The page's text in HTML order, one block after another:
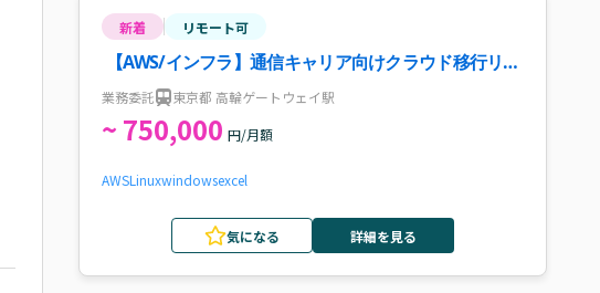
新着 リモート可
【AWS/インフラ】通信キャリア向けクラウド移行リー
ダー・エンジニア案件
業務委託 東京都 高輪ゲートウェイ駅
~ 750,000 円/月額
AWSLinuxwindowsexcel
気になる 詳細を見る